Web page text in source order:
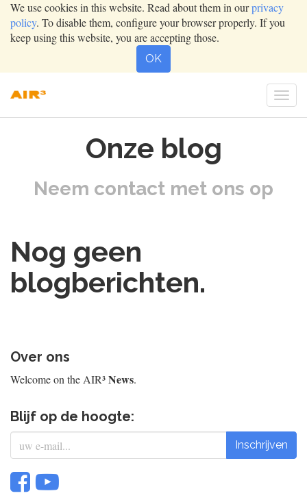
We use cookies in this website. Read about them in ourprivacy
policy. To disable them, configure your browser properly. If you
keep using this website, you are accepting those.
OK
Onze blog
Neem contact met ons op
Nog geen
blogberichten.
Over ons
Welcome on the AIR³News.
Blijf op de hoogte:
Inschrijven